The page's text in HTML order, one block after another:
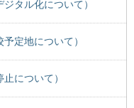
タル化について）
定地について）
について）